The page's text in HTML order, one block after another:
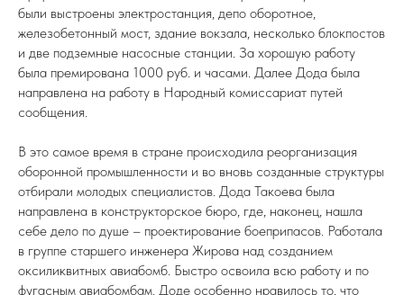
были выстроены электростанция, депо оборотное,
железобетонный мост, здание вокзала, несколько блокпостов
и две подземные насосные станции. За хорошую работу
была премирована 1000 руб. и часами. Далее Дода была
направлена на работу в Народный комиссариат путей
сообщения.
В это самое время в стране происходила реорганизация
оборонной промышленности и во вновь созданные структуры
отбирали молодых специалистов. Дода Такоева была
направлена в конструкторское бюро, где, наконец, нашла
себе дело по душе – проектирование боеприпасов. Работала
в группе старшего инженера Жирова над созданием
оксиликвитных авиабомб. Быстро освоила всю работу и по
фугасным авиабомбам. Доде особенно нравилось то, что